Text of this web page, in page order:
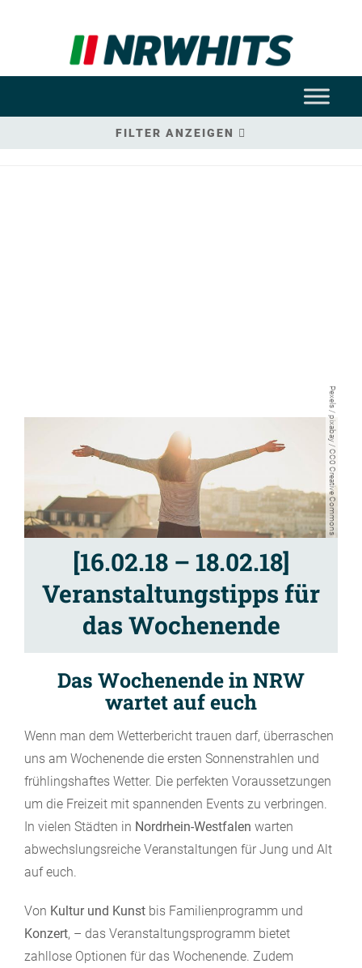
FILTER ANZEIGEN
Pexels / pixabay / CC0 Creative Commons
[16.02.18 – 18.02.18]
Veranstaltungstipps für
das Wochenende
Das Wochenende in NRW
wartet auf euch
Wenn man dem Wetterbericht trauen darf, überraschen
uns am Wochenende die ersten Sonnenstrahlen und
frühlingshaftes Wetter. Die perfekten Voraussetzungen
um die Freizeit mit spannenden Events zu verbringen.
In vielen Städten in Nordrhein-Westfalen warten
abwechslungsreiche Veranstaltungen für Jung und Alt
auf euch.
Von Kultur und Kunst bis Familienprogramm und
Konzert, – das Veranstaltungsprogramm bietet
zahllose Optionen für das Wochenende. Zudem